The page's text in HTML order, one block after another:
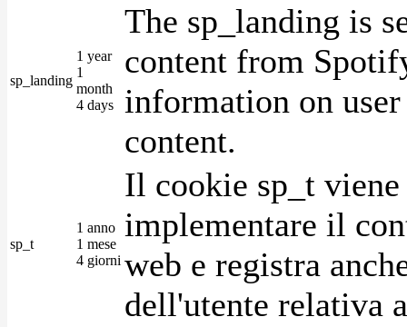
sp_landing
1 year
1
month
4 days
The sp_landing is
content from
information on
content.
sp_t
1 anno
1 mese
4 giorni
Il cookie sp_t
implementare il
web e registra
dell'utente relativa